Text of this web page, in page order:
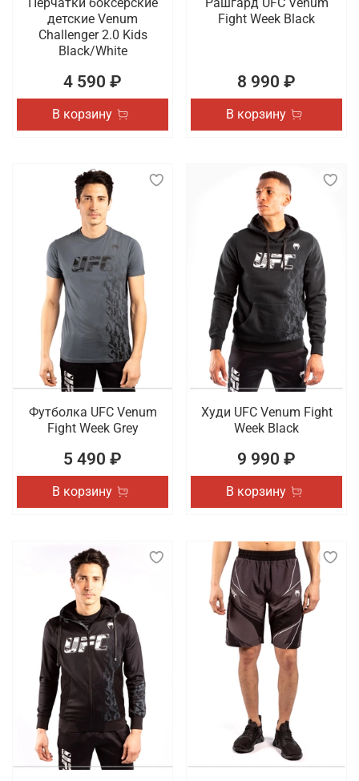
детские Venum
Challenger 2.0 Kids
Black/White
4 590 ₽
В корзину
Fight Week Black
8 990 ₽
В корзину
Футболка UFC Venum
Fight Week Grey
5 490 ₽
В корзину
Худи UFC Venum Fight
Week Black
9 990 ₽
В корзину